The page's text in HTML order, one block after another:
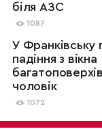
біля АЗС
1087
У Франківську
падіння з вікна
чоловік
1072